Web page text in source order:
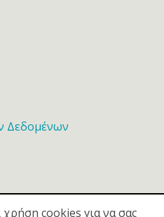
Δεδομένων
cookies για να σας